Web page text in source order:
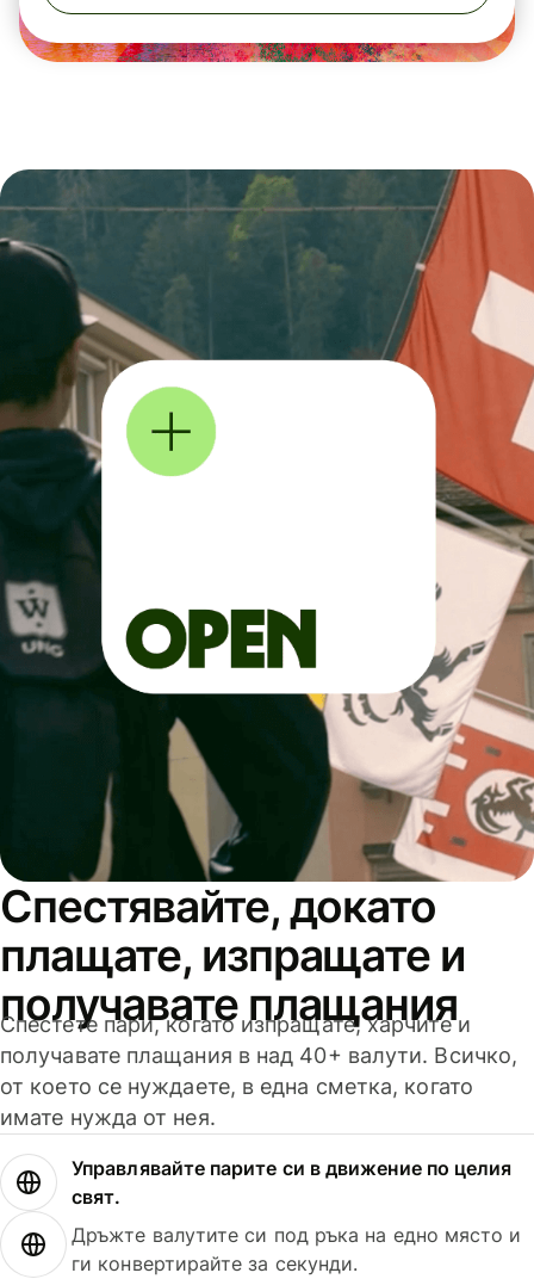
Спестявайте, докато
плащате, изпращате и
получавате плащания
Спестете пари, когато изпращате, харчите и
получавате плащания в над 40+ валути. Всичко,
от което се нуждаете, в една сметка, когато
имате нужда от нея.
Управлявайте парите си в движение по целия
свят.
Дръжте валутите си под ръка на едно място и
ги конвертирайте за секунди.